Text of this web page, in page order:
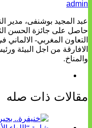
المجيد بوشنفى، مدير
على جائزة الحسن
المغربي- الالماني
من اجل البيئة ورئيس
ذات صله